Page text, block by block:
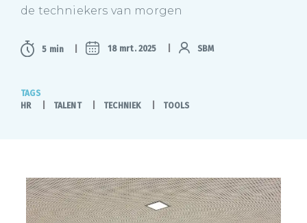
de techniekers van morgen
5 min 18 mrt. 2025 SBM
TAGS
HR
TALENT TECHNIEK TOOLS